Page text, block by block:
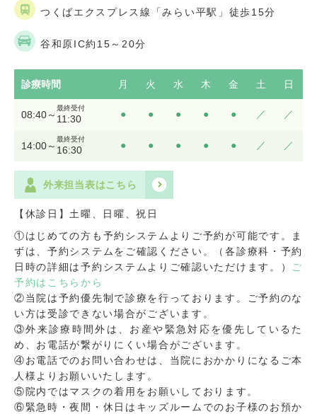
つくばエクスプレス線「みらい平駅」徒歩15分
谷和原IC約15～20分
診療時間 月 火 水 木 金 土 日
08:40～
最終受付
11:30 ● ● ● ● ● ／ ／
14:00～
最終受付
16:30 ● ● ● ● ● ／ ／
外来担当表はこちら
【休診日】土曜、日曜、祝日
①はじめての方も予約システムよりご予約が可能です。ま
ずは、予約システムをご確認ください。（各診療科・予約
日時の詳細は予約システムよりご確認いただけます。）
ご
予約はこちらから
②当院は予約優先制で診療を行っております。ご予約のな
い方は受診できない場合がございます。
③外来診療時間外は、お産や緊急対応を優先しているた
め、お電話が繋がりにくい場合がございます。
④お電話でのお問い合わせは、当院におかかりになるご本
人様よりお願いいたします。
⑤院内ではマスクの着用をお願いしております。
⑥緊急時・夜間・休日はキッズルームでのお子様のお預か